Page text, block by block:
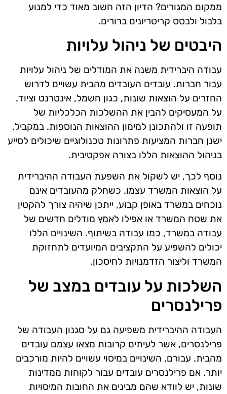
ממקום המגורים? הדיון הזה חשוב מאוד כדי למנוע
בלבול ולבסס קריטריונים ברורים.
היבטים של ניהול עלויות
עבודה היברידית משנה את המודלים של ניהול עלויות
עבור חברות. עובדים העובדים מהבית עשויים לדרוש
החזרים על הוצאות שונות, כגון חשמל, אינטרנט וציוד.
על המעסיקים להבין את ההשלכות הכלכליות של
תופעה זו ולהתכונן למימון ההוצאות הנוספות. במקביל,
ישנן חברות המציעות פתרונות טכנולוגיים שיכולים לסייע
בניהול ההוצאות הללו בצורה אפקטיבית.
נוסף לכך, יש לשקול את השפעת העבודה ההיברידית
על הוצאות המשרד עצמו. כשחלק מהעובדים אינם
נוכחים במשרד באופן קבוע, ייתכן שיהיה צורך להקטין
את שטח המשרד או אפילו לאמץ מודלים חדשים של
עבודה במשרד, כמו עבודה בשיתוף. השינויים הללו
יכולים להשפיע על התקציבים המיועדים לתחזוקת
המשרד וליצור הזדמנויות לחיסכון.
השלכות על עובדים במצב של
פרילנסרים
העבודה ההיברידית משפיעה גם על סגנון העבודה של
פרילנסרים, אשר לעיתים קרובות מצאו עצמם עובדים
מהבית. עבורם, השינויים במיסוי עשויים להיות מורכבים
יותר. אם פרילנסרים עובדים עבור לקוחות ממדינות
שונות, יש לוודא שהם מבינים את החובות המיסויות